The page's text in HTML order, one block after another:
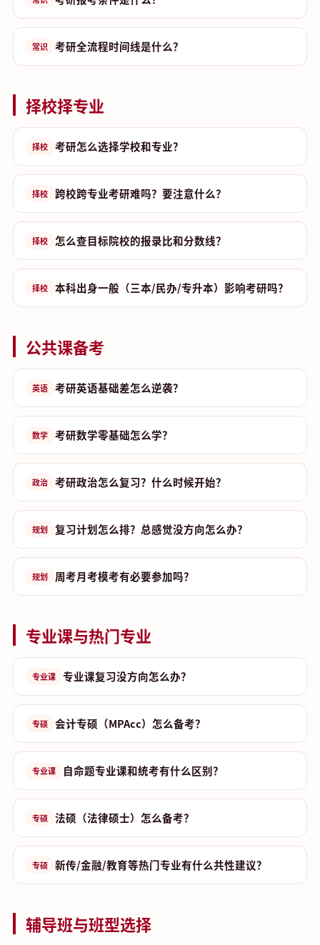
常识 考研全流程时间线是什么？
择校择专业
择校 考研怎么选择学校和专业？
择校 跨校跨专业考研难吗？要注意什么？
择校 怎么查目标院校的报录比和分数线？
择校 本科出身一般（三本/民办/专升本）影响考研吗？
公共课备考
英语 考研英语基础差怎么逆袭？
数学 考研数学零基础怎么学？
政治 考研政治怎么复习？什么时候开始？
规划 复习计划怎么排？总感觉没方向怎么办？
规划 周考月考模考有必要参加吗？
专业课与热门专业
专业课 专业课复习没方向怎么办？
专硕 会计专硕（MPAcc）怎么备考？
专业课 自命题专业课和统考有什么区别？
专硕 法硕（法律硕士）怎么备考？
专硕 新传/金融/教育等热门专业有什么共性建议？
辅导班与班型选择